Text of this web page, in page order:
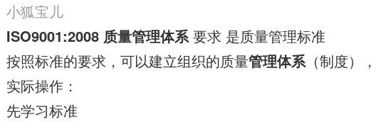
小狐宝儿
ISO9001:2008 质量管理体系要求 是质量管理标准
按照标准的要求，可以建立组织的质量管理体系（制度），
实际操作：
先学习标准